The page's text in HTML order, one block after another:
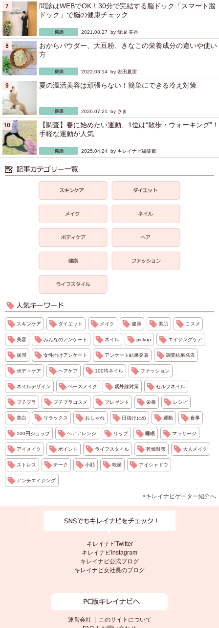
問診はWEBでOK！30分で完結する脳ドック「スマート脳
ドック」で脳の健康チェック
2021.08.27 by 飯塚 美香
おからパウダー、大豆粉、きなこの栄養成分の違いや使い
方
2022.03.14 by 岩田夏実
夏の温活美容は頑張らない！簡単にできる冷え対策
2026.07.21 by さき
【調査】春に始めたい運動、1位は“散歩・ウォーキング”！
手軽な運動が人気
2025.04.24 by キレイナビ編集部
スキンケア ダイエット メイク 健康 美肌 コスメ
美容 みんなのアンケート ネイル pickup エイジングケア
保湿 女性向けアンケート アンケート結果発表 調査結果発表
ボディケア ヘアケア 100均ネイル ファッション
ネイルデザイン ベースメイク 紫外線対策 セルフネイル
プチプラ プチプラコスメ プレゼント 栄養 レシピ
美白 リラックス おしゃれ 日焼け止め 運動 食事
100円ショップ ヘアアレンジ リップ 睡眠 マッサージ
アイメイク ポイント ライフスタイル 乾燥対策 大人メイク
ストレス チーク 小顔 乾燥 アイシャドウ
アンチエイジング
>キレイナビゲーター紹介へ
キレイナビTwitter
キレイナビInstagram
キレイナビ公式ブログ
キレイナビ女社長のブログ
運営会社
このサイトについて